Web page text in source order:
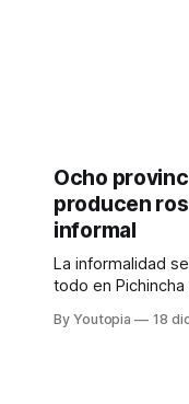
Ocho
producen
informal
La informalidad
todo en
pueden generar
By Youtopia 18